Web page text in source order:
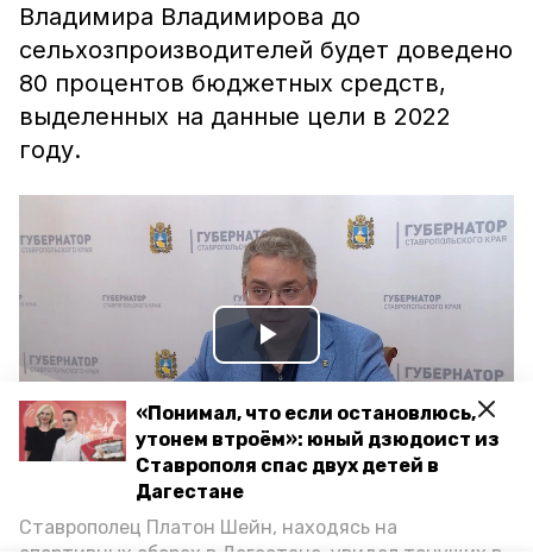
«Понимал, что если остановлюсь,
утонем втроём»: юный дзюдоист из
Ставрополя спас двух детей в
Дагестане
Ставрополец Платон Шейн, находясь на
спортивных сборах в Дегестане, увидел тонущих в
Владимира Владимирова до
сельхозпроизводителей будет доведено
80 процентов бюджетных средств,
выделенных на данные цели в 2022
году.
Play
Video
владимир владимиров импортозамещение